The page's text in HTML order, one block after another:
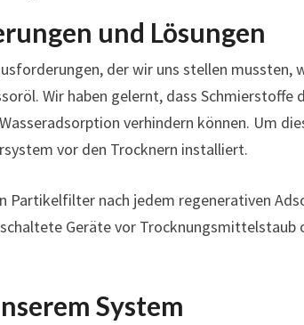
und Lösungen
der wir uns stellen mussten,
Wir haben gelernt, dass Schmierstoffe
verhindern können. Um
vor den Trocknern installiert.
Partikelfilter nach jedem regenerativen
Geräte vor Trocknungsmittelstaub
System